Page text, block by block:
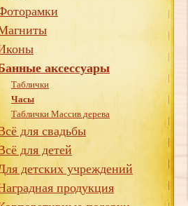
аксессуары
Таблички
Часы
Таблички Массив дерева
для свадьбы
для детей
детских учреждений
продукция